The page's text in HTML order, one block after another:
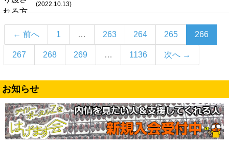
(2022.10.13)
← 前へ 1 … 263 264 265 266（こ
の
ジ）
267 268 269 … 1136 次へ →
お知らせ